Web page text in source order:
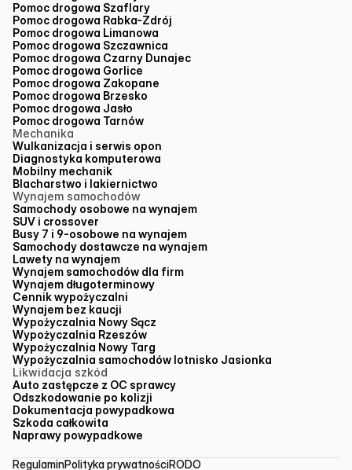
Pomoc drogowa Szaflary
Pomoc drogowa Rabka-Zdrój
Pomoc drogowa Limanowa
Pomoc drogowa Szczawnica
Pomoc drogowa Czarny Dunajec
Pomoc drogowa Gorlice
Pomoc drogowa Zakopane
Pomoc drogowa Brzesko
Pomoc drogowa Jasło
Pomoc drogowa Tarnów
Mechanika
Wulkanizacja i serwis opon
Diagnostyka komputerowa
Mobilny mechanik
Blacharstwo i lakiernictwo
Wynajem samochodów
Samochody osobowe na wynajem
SUV i crossover
Busy 7 i 9-osobowe na wynajem
Samochody dostawcze na wynajem
Lawety na wynajem
Wynajem samochodów dla firm
Wynajem długoterminowy
Cennik wypożyczalni
Wynajem bez kaucji
Wypożyczalnia Nowy Sącz
Wypożyczalnia Rzeszów
Wypożyczalnia Nowy Targ
Wypożyczalnia samochodów lotnisko Jasionka
Likwidacja szkód
Auto zastępcze z OC sprawcy
Odszkodowanie po kolizji
Dokumentacja powypadkowa
Szkoda całkowita
Naprawy powypadkowe
RegulaminPolityka prywatnościRODO